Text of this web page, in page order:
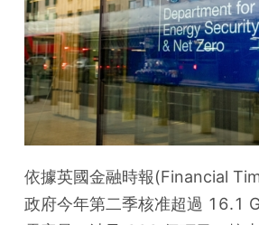
依據英國金融時報(Financial
政府今年第二季核准超過 16.1